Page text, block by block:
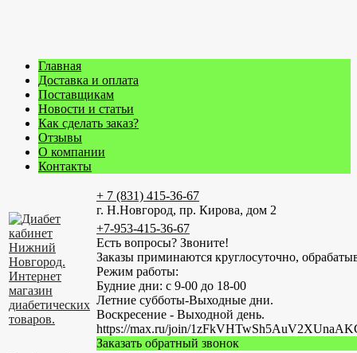
Главная
Доставка и оплата
Поставщикам
Новости и статьи
Как сделать заказ?
Отзывы
О компании
Контакты
+ 7 (831) 415-36-67
г. Н.Новгород, пр. Кирова, дом 2
+7-953-415-36-67
Есть вопросы? Звоните!
Заказы приминаются круглосуточно,
Режим работы:
Будние дни: с 9-00 до 18-00
Летние субботы-Выходные дни.
Воскресение - Выходной день.
https://max.ru/join/
Заказать обратный звонок